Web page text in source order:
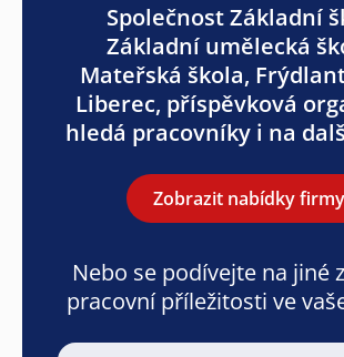
Společnost Základní
Základní umělecká
Mateřská škola,
Liberec, příspěvková
hledá pracovníky i na
Zobrazit nabídky firmy
Nebo se podívejte na jiné
pracovní příležitosti ve